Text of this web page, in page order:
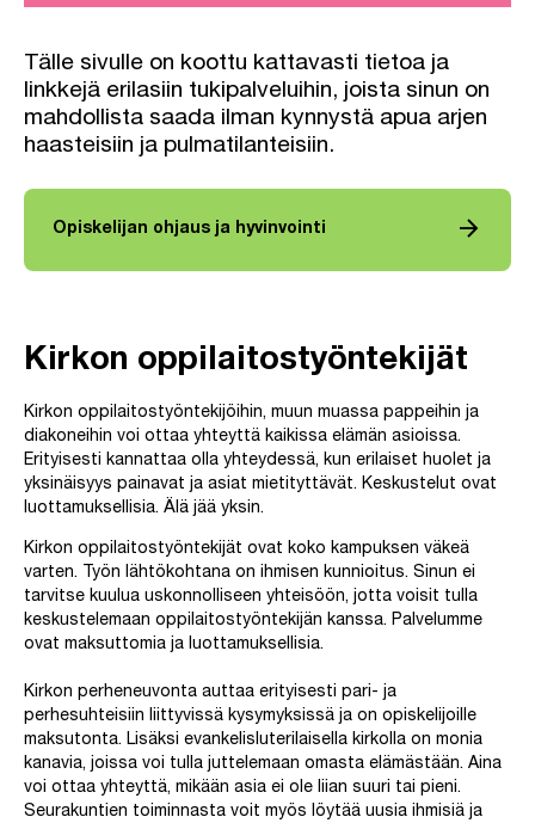
Tälle sivulle on koottu kattavasti tietoa ja
linkkejä erilasiin tukipalveluihin, joista sinun on
mahdollista saada ilman kynnystä apua arjen
haasteisiin ja pulmatilanteisiin.
Opiskelijan ohjaus ja hyvinvointi arrow_forward
Kirkon oppilaitostyöntekijät
Kirkon oppilaitostyöntekijöihin, muun muassa pappeihin ja
diakoneihin voi ottaa yhteyttä kaikissa elämän asioissa.
Erityisesti kannattaa olla yhteydessä, kun erilaiset huolet ja
yksinäisyys painavat ja asiat mietityttävät. Keskustelut ovat
luottamuksellisia. Älä jää yksin.
Kirkon oppilaitostyöntekijät ovat koko kampuksen väkeä
varten. Työn lähtökohtana on ihmisen kunnioitus. Sinun ei
tarvitse kuulua uskonnolliseen yhteisöön, jotta voisit tulla
keskustelemaan oppilaitostyöntekijän kanssa. Palvelumme
ovat maksuttomia ja luottamuksellisia.
Kirkon perheneuvonta auttaa erityisesti pari- ja
perhesuhteisiin liittyvissä kysymyksissä ja on opiskelijoille
maksutonta. Lisäksi evankelisluterilaisella kirkolla on monia
kanavia, joissa voi tulla juttelemaan omasta elämästään. Aina
voi ottaa yhteyttä, mikään asia ei ole liian suuri tai pieni.
Seurakuntien toiminnasta voit myös löytää uusia ihmisiä ja